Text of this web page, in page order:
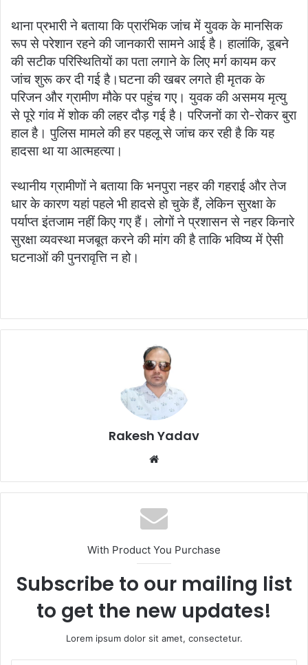
थाना प्रभारी ने बताया कि प्रारंभिक जांच में युवक के मानसिक
रूप से परेशान रहने की जानकारी सामने आई है। हालांकि, डूबने
की सटीक परिस्थितियों का पता लगाने के लिए मर्ग कायम कर
जांच शुरू कर दी गई है।घटना की खबर लगते ही मृतक के
परिजन और ग्रामीण मौके पर पहुंच गए। युवक की असमय मृत्यु
से पूरे गांव में शोक की लहर दौड़ गई है। परिजनों का रो-रोकर बुरा
हाल है। पुलिस मामले की हर पहलू से जांच कर रही है कि यह
हादसा था या आत्महत्या।
स्थानीय ग्रामीणों ने बताया कि भनपुरा नहर की गहराई और तेज
धार के कारण यहां पहले भी हादसे हो चुके हैं, लेकिन सुरक्षा के
पर्याप्त इंतजाम नहीं किए गए हैं। लोगों ने प्रशासन से नहर किनारे
सुरक्षा व्यवस्था मजबूत करने की मांग की है ताकि भविष्य में ऐसी
घटनाओं की पुनरावृत्ति न हो।
Rakesh Yadav
b
s
i
e
With Product You Purchase
Subscribe to our mailing list
to get the new updates!
Lorem ipsum dolor sit amet, consectetur.